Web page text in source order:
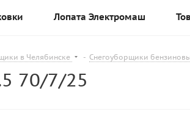
Лопата Электромаш
в Челябинске - Снегоуборщики
70/7/25